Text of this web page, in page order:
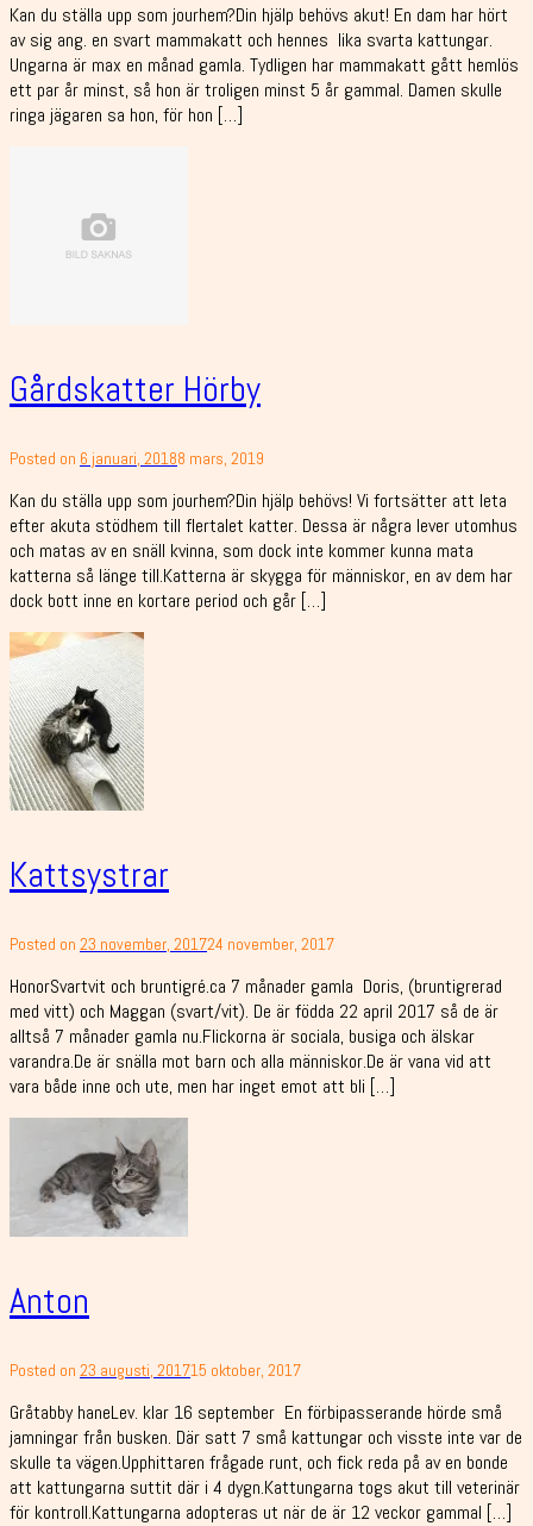
Kan du ställa upp som jourhem?Din hjälp behövs akut! En dam har hört
av sig ang. en svart mammakatt och hennes lika svarta kattungar.
Ungarna är max en månad gamla. Tydligen har mammakatt gått hemlös
ett par år minst, så hon är troligen minst 5 år gammal. Damen skulle
ringa jägaren sa hon, för hon […]
Gårdskatter Hörby
Posted on 6 januari, 20188 mars, 2019
Kan du ställa upp som jourhem?Din hjälp behövs! Vi fortsätter att leta
efter akuta stödhem till flertalet katter. Dessa är några lever utomhus
och matas av en snäll kvinna, som dock inte kommer kunna mata
katterna så länge till.Katterna är skygga för människor, en av dem har
dock bott inne en kortare period och går […]
Kattsystrar
Posted on 23 november, 201724 november, 2017
HonorSvartvit och bruntigré.ca 7 månader gamla Doris, (bruntigrerad
med vitt) och Maggan (svart/vit). De är födda 22 april 2017 så de är
alltså 7 månader gamla nu.Flickorna är sociala, busiga och älskar
varandra.De är snälla mot barn och alla människor.De är vana vid att
vara både inne och ute, men har inget emot att bli […]
Anton
Posted on 23 augusti, 201715 oktober, 2017
Gråtabby haneLev. klar 16 september En förbipasserande hörde små
jamningar från busken. Där satt 7 små kattungar och visste inte var de
skulle ta vägen.Upphittaren frågade runt, och fick reda på av en bonde
att kattungarna suttit där i 4 dygn.Kattungarna togs akut till veterinär
för kontroll.Kattungarna adopteras ut när de är 12 veckor gammal […]